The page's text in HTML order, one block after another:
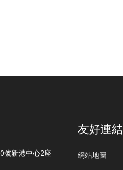
號新港中心2座
友好連結
網站地圖